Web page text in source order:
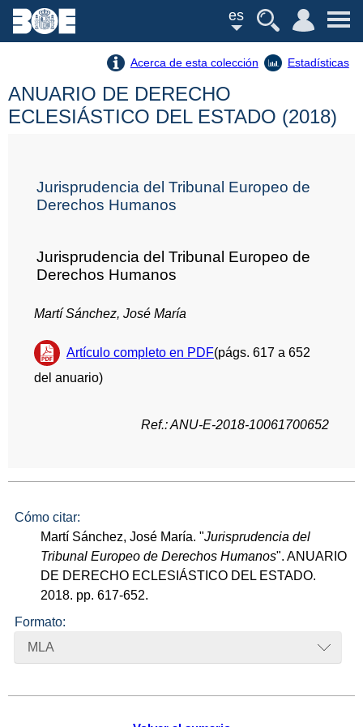
es
Acerca de esta colección Estadísticas
ANUARIO DE DERECHO
ECLESIÁSTICO DEL ESTADO (2018)
Jurisprudencia del Tribunal Europeo de
Derechos Humanos
Jurisprudencia del Tribunal Europeo de
Derechos Humanos
Martí Sánchez, José María
Artículo completo en PDF(págs. 617 a 652
del anuario)
Ref.: ANU-E-2018-10061700652
Cómo citar:
Martí Sánchez, José María. "Jurisprudencia del
Tribunal Europeo de Derechos Humanos". ANUARIO
DE DERECHO ECLESIÁSTICO DEL ESTADO.
2018. pp. 617-652.
Formato:
MLA